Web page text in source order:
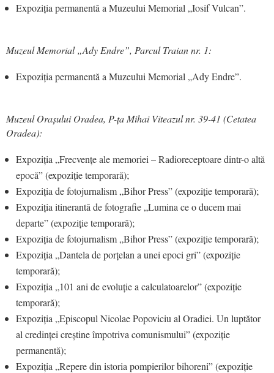
Expoziția permanentă a Muzeului Memorial „Iosif Vulcan”.
Muzeul Memorial „Ady Endre”, Parcul Traian nr. 1:
Expoziția permanentă a Muzeului Memorial „Ady Endre”.
Muzeul Orașului Oradea, P-ța Mihai Viteazul nr. 39-41 (Cetatea
Oradea):
Expoziția „Frecvențe ale memoriei – Radioreceptoare dintr-o altă
epocă” (expoziție temporară);
Expoziția de fotojurnalism „Bihor Press” (expoziție temporară);
Expoziția itinerantă de fotografie „Lumina ce o ducem mai
departe” (expoziție temporară);
Expoziția de fotojurnalism „Bihor Press” (expoziție temporară);
Expoziția „Dantela de porțelan a unei epoci gri” (expoziție
temporară);
Expoziția „101 ani de evoluție a calculatoarelor” (expoziție
temporară);
Expoziția „Episcopul Nicolae Popoviciu al Oradiei. Un luptător
al credinței creștine împotriva comunismului” (expoziție
permanentă);
Expoziția „Repere din istoria pompierilor bihoreni” (expoziție